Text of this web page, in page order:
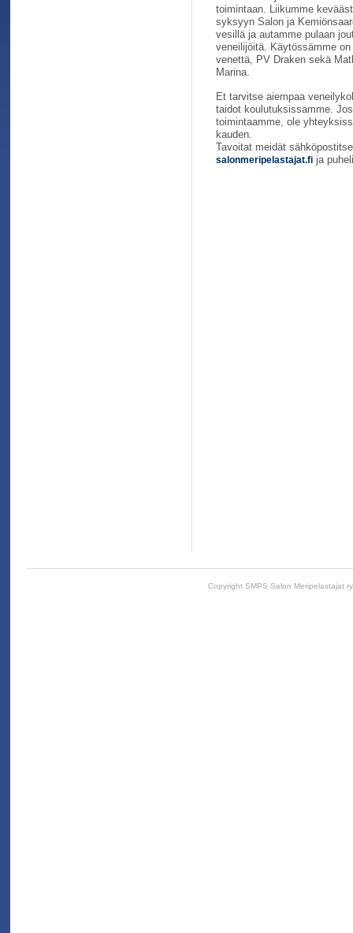
toimintaan. Liikumme
syksyyn Salon ja
vesillä ja autamme pulaan
veneilijöitä. Käytössämme
venettä, PV Draken sekä
Marina.
Et tarvitse aiempaa
taidot koulutuksissamme.
toimintaamme, ole
kauden.
Tavoitat meidät
salonmeripelastajat.fija
Copyright SMPS Salon Meripelastajat